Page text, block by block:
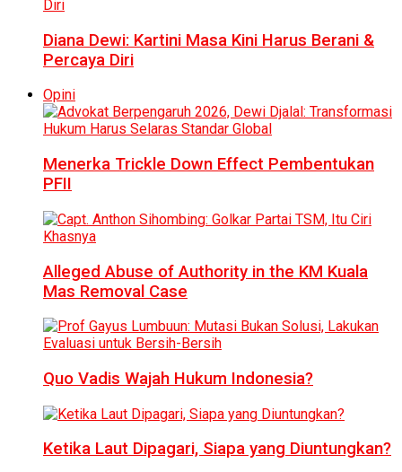
Diana Dewi: Kartini Masa Kini Harus Berani &
Percaya Diri
Opini
Menerka Trickle Down Effect Pembentukan
PFII
Alleged Abuse of Authority in the KM Kuala
Mas Removal Case
Quo Vadis Wajah Hukum Indonesia?
Ketika Laut Dipagari, Siapa yang Diuntungkan?